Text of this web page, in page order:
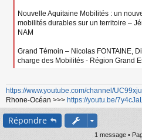
Nouvelle Aquitaine Mobilités : un
mobilités durables sur un territoire –
NAM
Grand Témoin – Nicolas FONTAINE,
charge des Mobilités - Région Grand
https://www.youtube.com/channel/
Rhone-Océan >>> https://youtu.be/
Répondre
1 message •